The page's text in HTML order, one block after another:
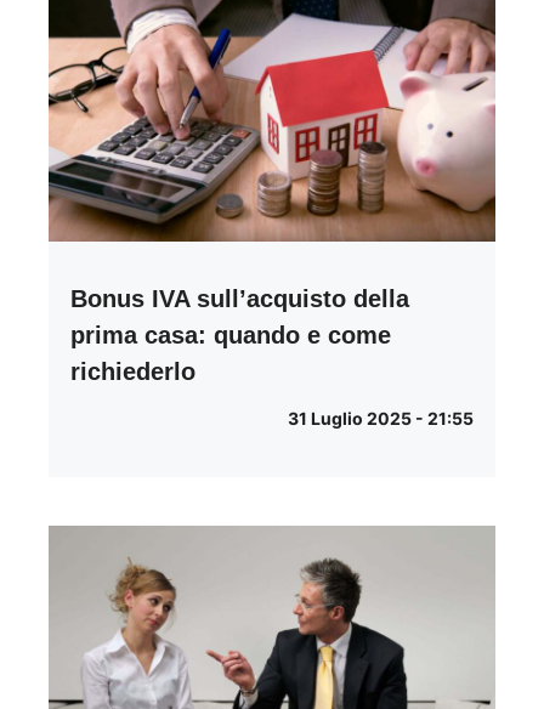
Bonus IVA sull’acquisto della
prima casa: quando e come
richiederlo
31 Luglio 2025 - 21:55